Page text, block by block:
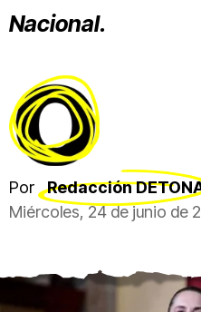
Nacional.
Por
Redacción
Miércoles, 24 de junio de